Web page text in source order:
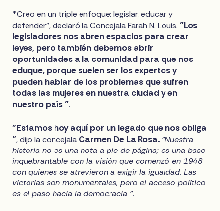
*Creo en un triple enfoque: legislar, educar y
defender", declaró la Concejala Farah N. Louis."Los
legisladores nos abren espacios para crear
leyes, pero también debemos abrir
oportunidades a la comunidad para que nos
eduque, porque suelen ser los expertos y
pueden hablar de los problemas que sufren
todas las mujeres en nuestra ciudad y en
nuestro país ".
"Estamos hoy aquí por un legado que nos obliga
", dijo la concejala Carmen De La Rosa. "Nuestra
historia no es una nota a pie de página; es una base
inquebrantable con la visión que comenzó en 1948
con quienes se atrevieron a exigir la igualdad. Las
victorias son monumentales, pero el acceso político
es el paso hacia la democracia ".